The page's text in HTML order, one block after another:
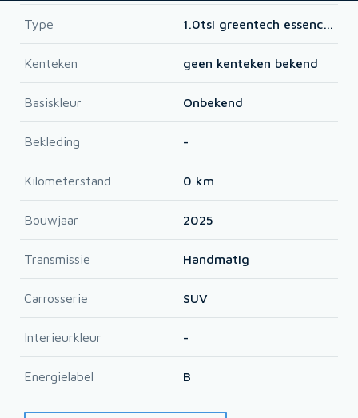
Type 1.0tsi greentech essence 85kW
Kenteken geen kenteken bekend
Basiskleur Onbekend
Bekleding -
Kilometerstand 0 km
Bouwjaar 2025
Transmissie Handmatig
Carrosserie SUV
Interieurkleur -
Energielabel B